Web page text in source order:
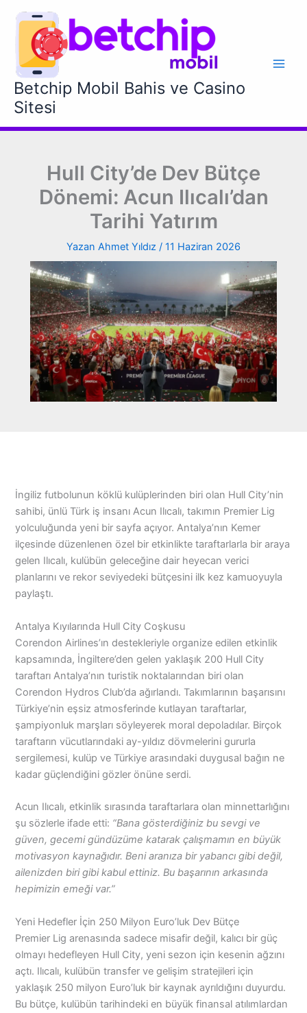
Betchip Mobil Bahis ve Casino
Sitesi
Hull City’de Dev Bütçe
Dönemi: Acun Ilıcalı’dan
Tarihi Yatırım
Yazan Ahmet Yıldız / 11 Haziran 2026
İngiliz futbolunun köklü kulüplerinden biri olan Hull City’nin
sahibi, ünlü Türk iş insanı Acun Ilıcalı, takımın Premier Lig
yolculuğunda yeni bir sayfa açıyor. Antalya’nın Kemer
ilçesinde düzenlenen özel bir etkinlikte taraftarlarla bir araya
gelen Ilıcalı, kulübün geleceğine dair heyecan verici
planlarını ve rekor seviyedeki bütçesini ilk kez kamuoyuyla
paylaştı.
Antalya Kıyılarında Hull City Coşkusu
Corendon Airlines’ın destekleriyle organize edilen etkinlik
kapsamında, İngiltere’den gelen yaklaşık 200 Hull City
taraftarı Antalya’nın turistik noktalarından biri olan
Corendon Hydros Club’da ağırlandı. Takımlarının başarısını
Türkiye’nin eşsiz atmosferinde kutlayan taraftarlar,
şampiyonluk marşları söyleyerek moral depoladılar. Birçok
taraftarın vücutlarındaki ay-yıldız dövmelerini gururla
sergilemesi, kulüp ve Türkiye arasındaki duygusal bağın ne
kadar güçlendiğini gözler önüne serdi.
Acun Ilıcalı, etkinlik sırasında taraftarlara olan minnettarlığını
şu sözlerle ifade etti: “Bana gösterdiğiniz bu sevgi ve
güven, gecemi gündüzüme katarak çalışmamın en büyük
motivasyon kaynağıdır. Beni aranıza bir yabancı gibi değil,
ailenizden biri gibi kabul ettiniz. Bu başarının arkasında
hepimizin emeği var.”
Yeni Hedefler İçin 250 Milyon Euro’luk Dev Bütçe
Premier Lig arenasında sadece misafir değil, kalıcı bir güç
olmayı hedefleyen Hull City, yeni sezon için kesenin ağzını
açtı. Ilıcalı, kulübün transfer ve gelişim stratejileri için
yaklaşık 250 milyon Euro’luk bir kaynak ayrıldığını duyurdu.
Bu bütçe, kulübün tarihindeki en büyük finansal atılımlardan